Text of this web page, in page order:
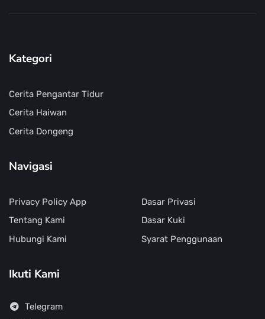
Kategori
Cerita Pengantar Tidur
Cerita Haiwan
Cerita Dongeng
Navigasi
Privacy Policy App
Tentang Kami
Hubungi Kami
Dasar Privasi
Dasar Kuki
Syarat Penggunaan
Ikuti Kami
Telegram